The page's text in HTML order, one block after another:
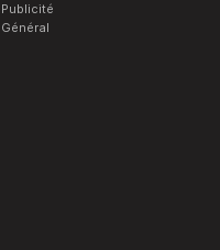
Publicité
Général